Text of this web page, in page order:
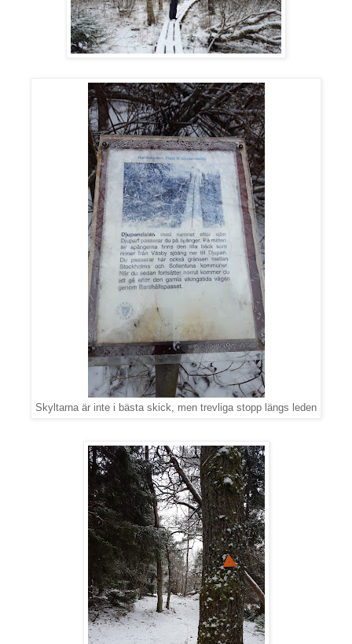
Skyltarna är inte i bästa skick, men trevliga stopp längs leden